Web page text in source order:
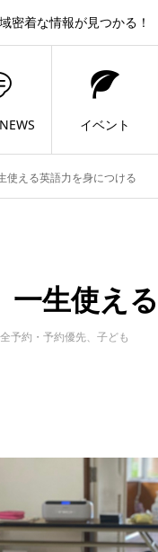
密着な情報が見つかる！
イベント
使える英語力を身につける
一生使え
予約・予約優先、子ども